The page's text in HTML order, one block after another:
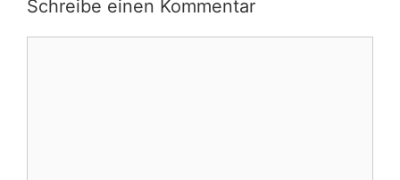
Schreibe einen Kommentar